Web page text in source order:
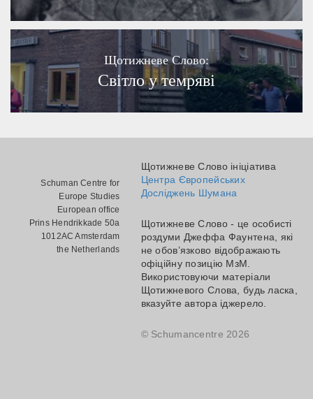
Щотижневе Слово:
Світло у темряві
Schuman Centre for
Europe Studies
European office
Prins Hendrikkade 50a
1012AC Amsterdam
the Netherlands
Щотижневе Слово ініціатива
Центра Європейських
Досліджень Шумана
Щотижневе Слово - це особисті
роздуми Джеффа Фаунтена, які
не обов’язково відображають
офіційну позицію МзМ.
Використовуючи матеріали
Щотижневого Слова, будь ласка,
вказуйте автора іджерело.
© Schumancentre 2026